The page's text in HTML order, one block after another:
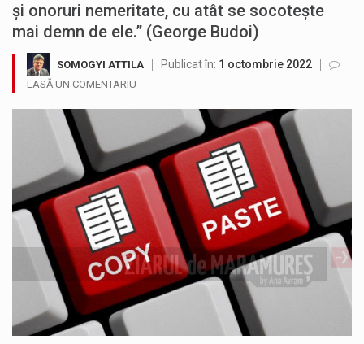
Liceul Ucrainean „Taras Șevcenko” din Sighetu Marmației, singurul liceu din România cu predare în limba ucraineană, are potențialul de a-și…
Proiectul pentru reconstrucția definitivă a podului peste râul Săsar din Baia Mare avansează într-o nouă etapă concretă. După asigurarea finanțării…
Rudolf Stauder, prefectul județului Maramureș, a semnat 56 de titluri de proprietate, documente emise în vederea clarificării și recunoașterii dreptului…
​Pompierii din cadrul Detașamentului Baia Mare intervin în localitatea Nistru pentru localizarea și lichidarea unui incendiu izbucnit la o casă…
În luna august, orașul Baia Sprie își deschide din nou porțile de ZIUA MINERULUI, eveniment care se va desfăsura în…
şi onoruri nemeritate, cu atât se socoteşte
mai demn de ele.” (George Budoi)
SOMOGYI ATTILA Publicat în: 1 octombrie 2022
LASĂ UN COMENTARIU